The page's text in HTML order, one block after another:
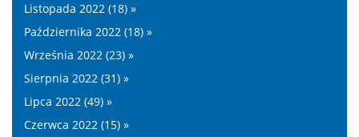
Listopada 2022 (18) »
Października 2022 (18) »
Września 2022 (23) »
Sierpnia 2022 (31) »
Lipca 2022 (49) »
Czerwca 2022 (15) »